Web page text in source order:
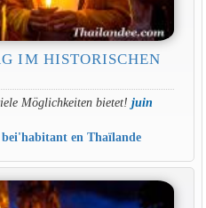
IM HISTORISCHEN
Möglichkeiten bietet! juin
en Thaïlande